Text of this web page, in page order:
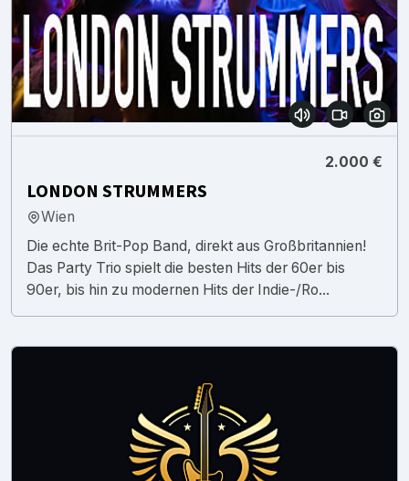
2.000 €
LONDON STRUMMERS
Wien
Die echte Brit-Pop Band, direkt aus Großbritannien!
Das Party Trio spielt die besten Hits der 60er bis
90er, bis hin zu modernen Hits der Indie-/Ro...